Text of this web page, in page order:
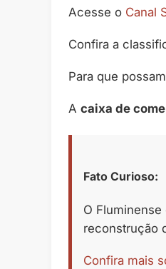
Acesse o Canal
Confira a
Para que
A caixa de
Fato Curioso:
O
reconstrução
Confira mais